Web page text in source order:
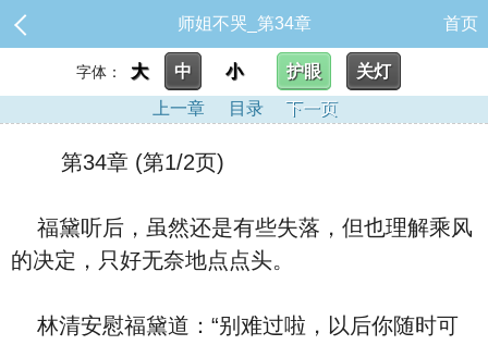
师姐不哭_第34章 首页
字体： 大 中 小 护眼
关灯
上一章
目录 下一页
第34章 (第1/2页)
福黛听后，虽然还是有些失落，但也理解乘风
的决定，只好无奈地点点头。
林清安慰福黛道：“别难过啦，以后你随时可